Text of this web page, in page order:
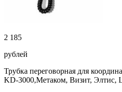
2 185
рублей
Трубка переговорная для
KD-3000,Метаком, Визит, Элтис,